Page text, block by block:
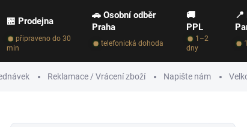
🏪 Prodejna
🚗 Osobní odběr
Praha
🚚
PPL
📍
připraveno do 30
min
telefonická dohoda
1–2
dny
Reklamace / Vrácení zboží Napište nám